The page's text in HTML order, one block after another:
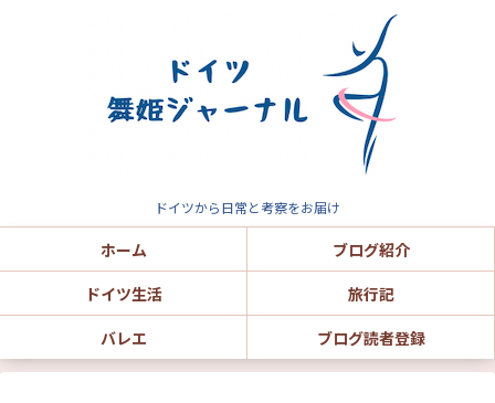
ドイツから日常と考察をお届け
ホーム
ブログ紹介
ドイツ生活
旅行記
バレエ
ブログ読者登録